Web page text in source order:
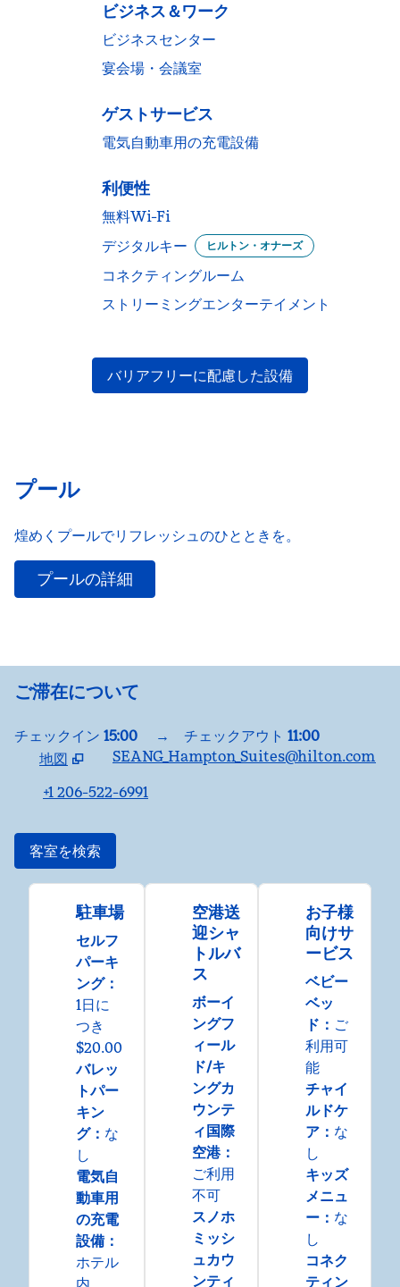
ビジネス＆ワーク
ビジネスセンター
宴会場・会議室
ゲストサービス
電気自動車用の充電設備
利便性
無料Wi-Fi
デジタルキー
ヒルトン・オナーズ
コネクティングルーム
ストリーミングエンターテイメント
バリアフリーに配慮した設備
プール
煌めくプールでリフレッシュのひとときを。
プールの詳細
ご滞在について
チェックイン 15:00 → チェックアウト 11:00
地図
新しいタブで開きます
SEANG_Hampton_Suites@hilton.com
+1 206-522-6991
客室を検索
駐車場
セルフ
パーキ
ング：
1日に
つき
$20.00
バレッ
トパー
キン
グ： な
し
電気自
動車用
の充電
設備 ：
ホテル
内
空港送
迎シャ
トルバ
ス
ボーイ
ングフ
ィール
ド/キ
ングカ
ウンテ
ィ国際
空港：
ご利用
不可
スノホ
ミッシ
ュカウ
ンティ
お子様
向けサ
ービス
ベビー
ベッ
ド ： ご
利用可
能
チャイ
ルドケ
ア ： な
し
キッズ
メニュ
ー ： な
し
コネク
ティン